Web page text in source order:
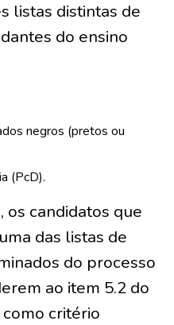
listas distintas de
do ensino
negros (pretos ou
(PcD).
os candidatos que
das listas de
do processo
ao item 5.2 do
critério